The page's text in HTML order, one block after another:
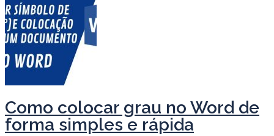
Como colocar grau no Word de
forma simples e rápida